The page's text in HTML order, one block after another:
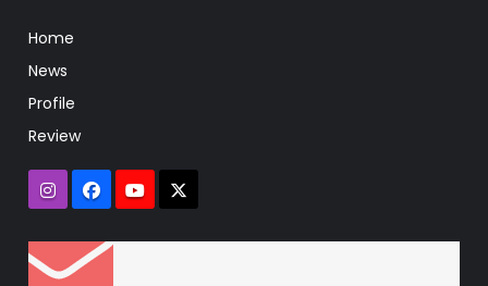
Home
News
Profile
Review